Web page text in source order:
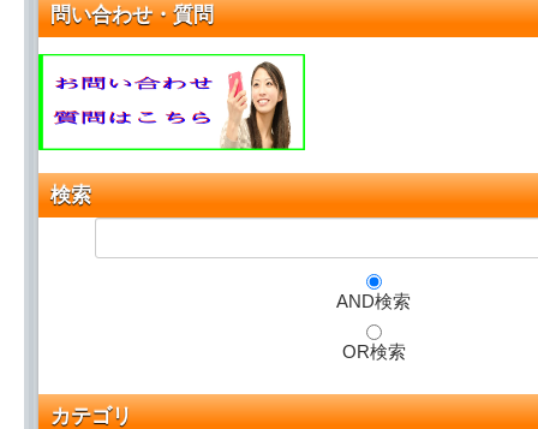
問い合わせ・質問
検索
AND検索
OR検索
カテゴリ